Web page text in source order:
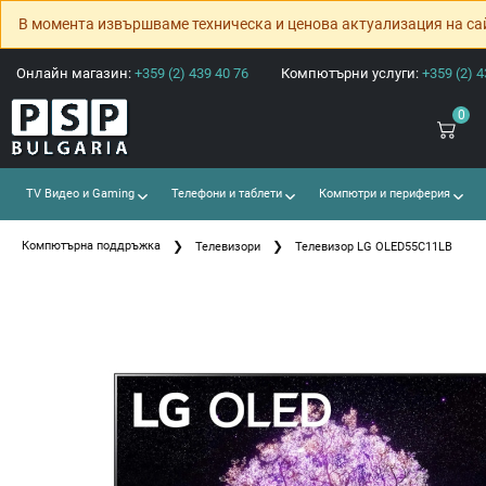
В момента извършваме техническа и ценова актуализация на
Онлайн магазин: +359 (2) 439 40 76 Компютърни услуги: +359 (2)
0
TV Видео и Gaming Телефони и таблети Компютри и периферия
Компютърна поддръжка Телевизори Телевизор LG OLED55C11LB